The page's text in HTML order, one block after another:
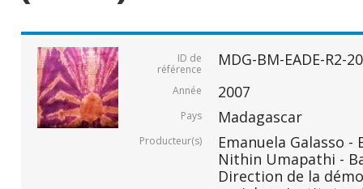
ID de
référence
MDG-BM-EADE-R2-
Année 2007
Pays Madagascar
Producteur(s)
Emanuela Galasso -
Nithin Umapathi -
Direction de la